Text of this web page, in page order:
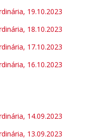
19.10.2023
18.10.2023
17.10.2023
16.10.2023
14.09.2023
13.09.2023